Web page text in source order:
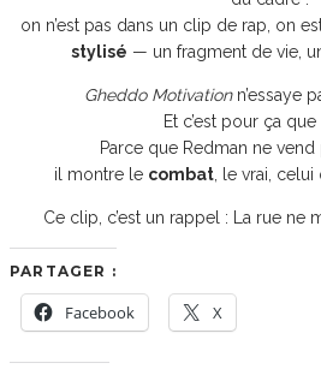
on n’est pas dans un clip de rap, on
stylisé — un fragment de vie,
Gheddo Motivationn’essaye
Et c’est pour ça que
Parce que Redman ne vend
il montre le combat , le vrai,
Ce clip, c’est un rappel : La rue ne
PARTAGER :
Facebook X